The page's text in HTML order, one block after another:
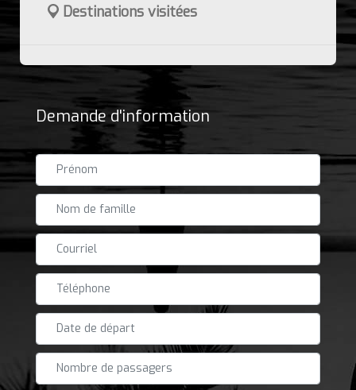
Destinations visitées
Demande d'information